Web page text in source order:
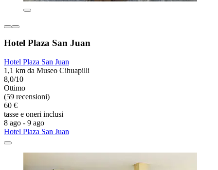
Hotel Plaza San Juan
Hotel Plaza San Juan
1,1 km da Museo Cihuapilli
8,0/10
Ottimo
(59 recensioni)
60 €
tasse e oneri inclusi
8 ago - 9 ago
Hotel Plaza San Juan